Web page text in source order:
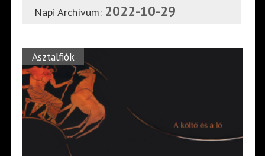
Napi Archívum: 2022-10-29
Asztalfiók